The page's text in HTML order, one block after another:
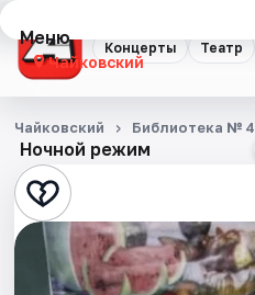
Концерты Театр
Меню
Чайковский
Концерты
Театр
Экскурсии
События
Ночной режим
Чайковский Библиотека № 4